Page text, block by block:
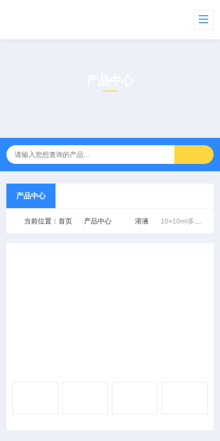
产品中心
当前位置：首页 产品中心 溶液 10×10ml多聚甲醛溶液（4 PFA,RNase free）